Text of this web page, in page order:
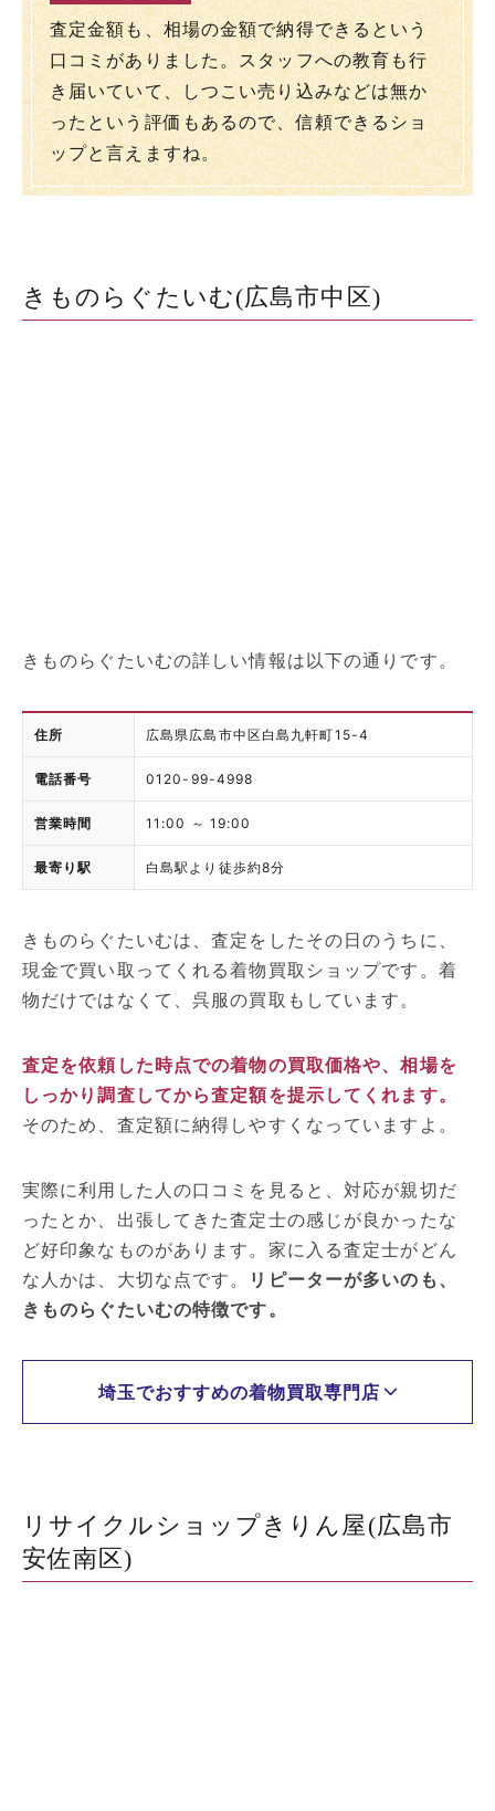
査定金額も、相場の金額で納得できるという
口コミがありました。スタッフへの教育も行
き届いていて、しつこい売り込みなどは無か
ったという評価もあるので、信頼できるショ
ップと言えますね。
きものらぐたいむ(広島市中区)
きものらぐたいむの詳しい情報は以下の通りです。
住所 広島県広島市中区白島九軒町15-4
電話番号 0120-99-4998
営業時間 11:00 ～ 19:00
最寄り駅 白島駅より徒歩約8分
きものらぐたいむは、査定をしたその日のうちに、
現金で買い取ってくれる着物買取ショップです。着
物だけではなくて、呉服の買取もしています。
査定を依頼した時点での着物の買取価格や、相場を
しっかり調査してから査定額を提示してくれます。
そのため、査定額に納得しやすくなっていますよ。
実際に利用した人の口コミを見ると、対応が親切だ
ったとか、出張してきた査定士の感じが良かったな
ど好印象なものがあります。家に入る査定士がどん
な人かは、大切な点です。
リピーターが多いのも、
きものらぐたいむの特徴です。
埼玉でおすすめの着物買取専門店
リサイクルショップきりん屋(広島市
安佐南区)